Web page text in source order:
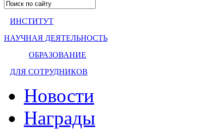
ИНСТИТУТ
НАУЧНАЯ ДЕЯТЕЛЬНОСТЬ
ОБРАЗОВАНИЕ
ДЛЯ СОТРУДНИКОВ
Новости
Награды